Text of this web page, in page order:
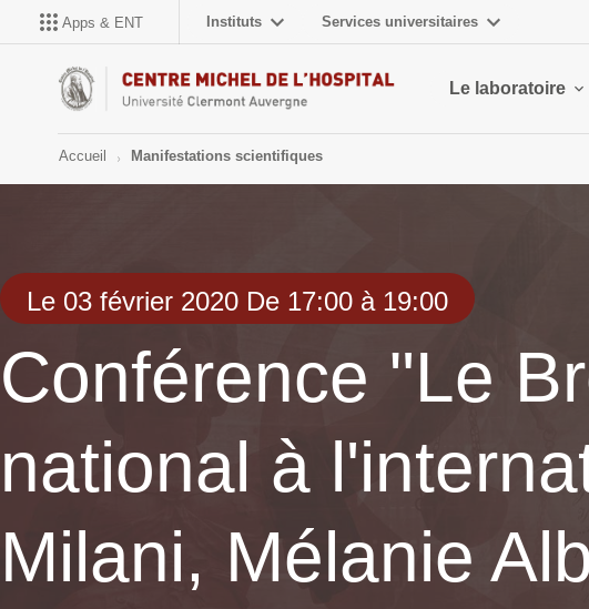
Apps & ENT Instituts Services universitaires
Le laboratoire
Accueil Manifestations scientifiques
Le 03 février 2020 De 17:00 à 19:00
Conférence "Le
national à
Milani, Mélanie